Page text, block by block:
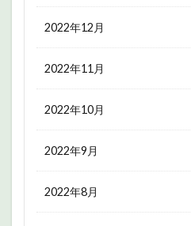
2022年12月
2022年11月
2022年10月
2022年9月
2022年8月